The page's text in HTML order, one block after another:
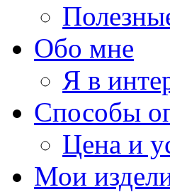
Обо мне
Я в
Способы
Цена и
Мои